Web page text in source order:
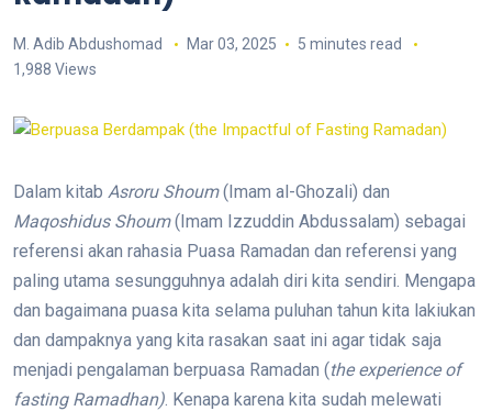
M. Adib Abdushomad Mar 03, 2025
5 minutes read
1,988 Views
Dalam kitab Asroru Shoum(Imam al-Ghozali) dan
Maqoshidus Shoum(Imam Izzuddin Abdussalam) sebagai
referensi akan rahasia Puasa Ramadan dan referensi yang
paling utama sesungguhnya adalah diri kita sendiri. Mengapa
dan bagaimana puasa kita selama puluhan tahun kita lakiukan
dan dampaknya yang kita rasakan saat ini agar tidak saja
menjadi pengalaman berpuasa Ramadan (the experience of
fasting Ramadhan) . Kenapa karena kita sudah melewati